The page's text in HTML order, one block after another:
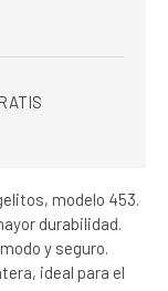
modelo 453.
durabilidad.
y seguro.
ideal para el